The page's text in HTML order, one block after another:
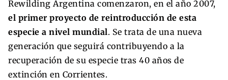
Rewilding Argentina comenzaron, en el año 2007,
el primer proyecto de reintroducción de esta
especie a nivel mundial. Se trata de una nueva
generación que seguirá contribuyendo a la
recuperación de su especie tras 40 años de
extinción en Corrientes.